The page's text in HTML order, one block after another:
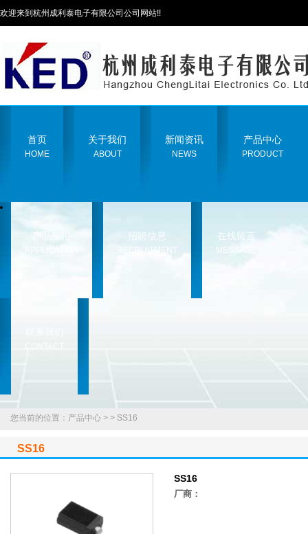
欢迎来到杭州成利泰电子有限公司公司网站!!
首页
HOME
关于我们
ABOUT
新闻资讯
NEWS
产品中心
PRODUCT
产品应用 招聘信息
RECRUITMENT
在线留言
MESSAGE
您当前的位置：产品中心 > > SS16
SS16
SS16
厂商：